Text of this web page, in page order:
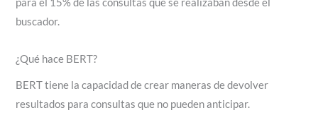
para el 15% de las consultas que se realizaban desde el
buscador.
¿Qué hace BERT?
BERT tiene la capacidad de crear maneras de devolver
resultados para consultas que no pueden anticipar.